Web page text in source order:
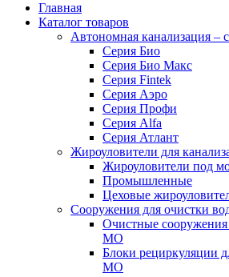
Главная
Каталог товаров
Автономная канализация –
Серия Био
Серия Био Макс
Серия Fintek
Серия Аэро
Серия Профи
Серия Alfa
Серия Атлант
Жироуловители для
Жироуловители под
Промышленные
Цеховые
Сооружения для очистки
Очистные
МО
Блоки рециркуляции
МО